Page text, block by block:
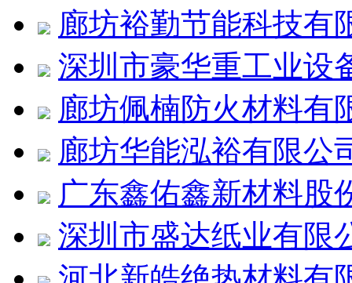
廊坊裕勤节能科技有
深圳市豪华重工业设
廊坊佩楠防火材料有
廊坊华能泓裕有限公
广东鑫佑鑫新材料股
深圳市盛达纸业有限